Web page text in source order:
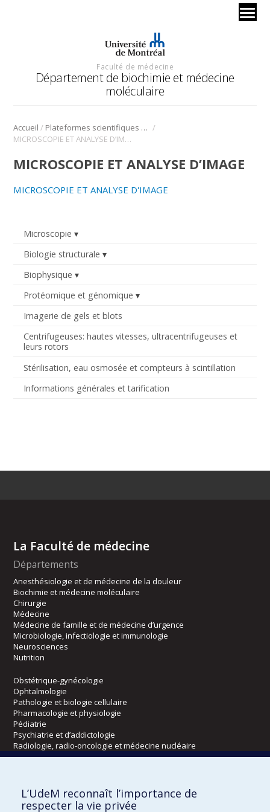
Faculté de médecine
Département de biochimie et médecine
moléculaire
Accueil / Plateformes scientifiques BMM /
MICROSCOPIE ET ANALYSE D’IMAGE
Microscopie
Biologie structurale
Biophysique
Protéomique et génomique
Imagerie de gels et blots
Centrifugeuses: hautes vitesses, ultracentrifugeuses et
leurs rotors
Stérilisation, eau osmosée et compteurs à scintillation
Informations générales et tarification
MICROSCOPIE ET ANALYSE D’IMAGE
MICROSCOPIE ET ANALYSE D'IMAGE
La Faculté de médecine
Départements
Anesthésiologie et de médecine de la douleur
Biochimie et médecine moléculaire
Chirurgie
Médecine
Médecine de famille et de médecine d’urgence
Microbiologie, infectiologie et immunologie
Neurosciences
Nutrition
Obstétrique-gynécologie
Ophtalmologie
Pathologie et biologie cellulaire
Pharmacologie et physiologie
Pédiatrie
Psychiatrie et d’addictologie
Radiologie, radio-oncologie et médecine nucléaire
Écoles
Kinésiologie et des sciences de l’activité physique
L’UdeM reconnaît l’importance de
respecter la vie privée